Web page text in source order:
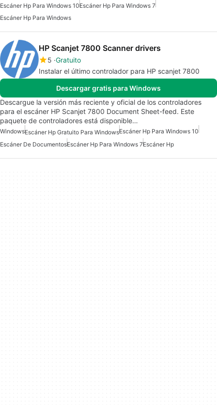
Escáner Hp Para Windows 10Escáner Hp Para Windows 7
Escáner Hp Para Windows
HP Scanjet 7800 Scanner drivers
5 Gratuito
Instalar el último controlador para HP scanjet 7800
Descargar gratis para Windows
Descargue la versión más reciente y oficial de los controladores
para el escáner HP Scanjet 7800 Document Sheet-feed. Este
paquete de controladores está disponible…
WindowsEscáner Hp Gratuito Para WindowsEscáner Hp Para Windows 10
Escáner De DocumentosEscáner Hp Para Windows 7Escáner Hp